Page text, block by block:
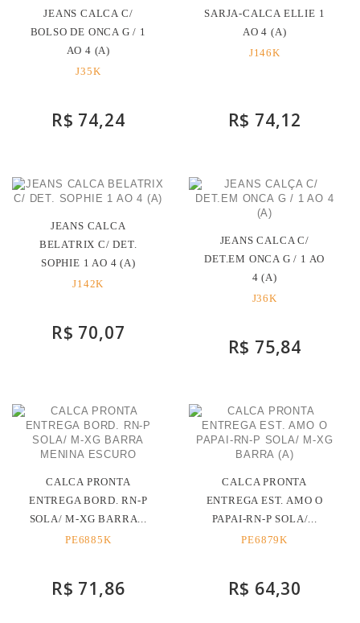
JEANS CALCA C/
BOLSO DE ONCA G / 1
AO 4 (A)
J35K
R$ 74,24
SARJA-CALCA ELLIE 1
AO 4 (A)
J146K
R$ 74,12
JEANS CALCA
BELATRIX C/ DET.
SOPHIE 1 AO 4 (A)
J142K
R$ 70,07
JEANS CALCA C/
DET.EM ONCA G / 1 AO
4 (A)
J36K
R$ 75,84
CALCA PRONTA
ENTREGA BORD. RN-P
SOLA/ M-XG BARRA...
PE6885K
R$ 71,86
CALCA PRONTA
ENTREGA EST. AMO O
PAPAI-RN-P SOLA/...
PE6879K
R$ 64,30